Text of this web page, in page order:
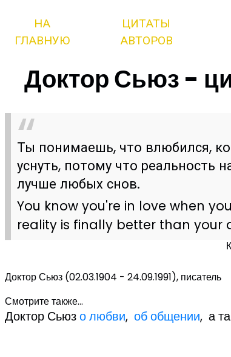
НА
ГЛАВНУЮ
ЦИТАТЫ
АВТОРОВ
Доктор Сьюз -
Ты понимаешь, что влюбился,
уснуть, потому что реальность
лучше любых снов.
You know you're in love when
reality is finally better than your
Доктор Сьюз (02.03.1904 - 24.09.1991), писатель
Смотрите также...
Доктор Сьюзо любви,об общении, а